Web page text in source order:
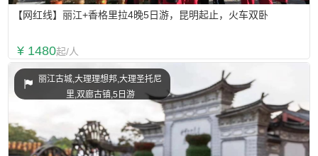
【网红线】丽江+香格里拉4晚5日游，昆明起止，火车双卧
¥ 1480起/人
丽江古城,大理理想邦,大理圣托尼
里,双廊古镇,5日游